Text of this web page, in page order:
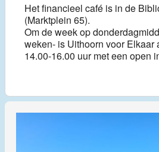
Het financieel café is in de
(Marktplein 65).
Om de week op
weken- is Uithoorn voor Elkaar
14.00-16.00 uur met een open